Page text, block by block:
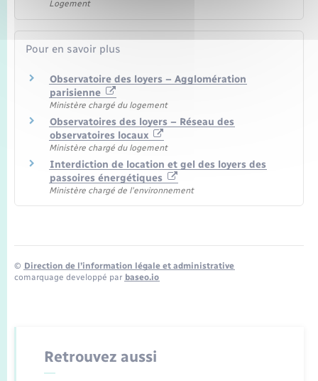
Logement
Pour en savoir plus
Observatoire des loyers – Agglomération
parisienne
Ministère chargé du logement
Observatoires des loyers – Réseau des
observatoires locaux
Ministère chargé du logement
Interdiction de location et gel des loyers des
passoires énergétiques
Ministère chargé de l'environnement
© Direction de l’information légale et administrative
comarquage developpé par baseo.io
Retrouvez aussi